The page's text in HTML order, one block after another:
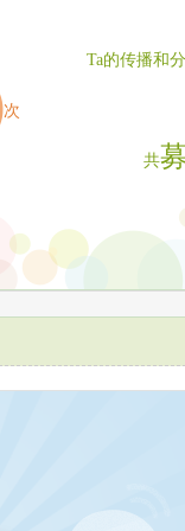
次
Ta的传播和
共